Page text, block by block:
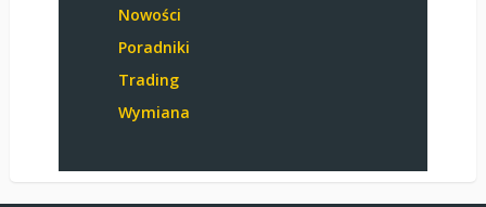
Nowości
Poradniki
Trading
Wymiana